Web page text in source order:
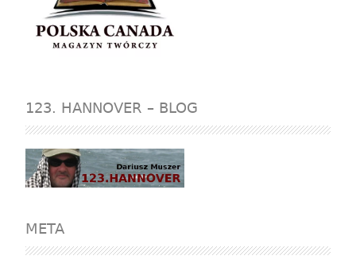
123. HANNOVER – BLOG
META